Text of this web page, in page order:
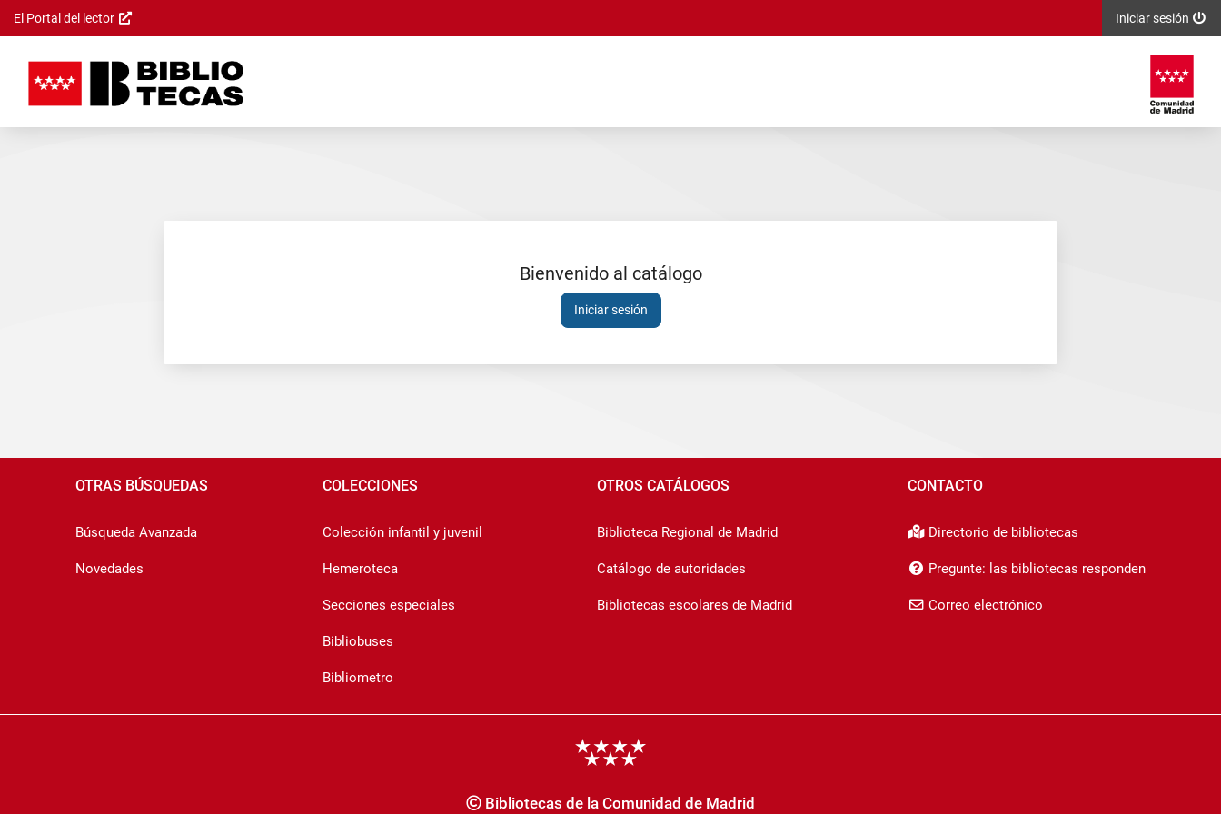
Saltar al
principal
El Portal del lector Iniciar sesión
Sesión
expirada
Bienvenido al catálogo
Iniciar sesión
OTRAS BÚSQUEDAS
Búsqueda Avanzada
Novedades
COLECCIONES
Colección infantil y juvenil
Hemeroteca
Secciones especiales
Bibliobuses
Bibliometro
OTROS CATÁLOGOS
Biblioteca Regional de Madrid
Catálogo de autoridades
Bibliotecas escolares de Madrid
CONTACTO
Directorio de bibliotecas
Pregunte: las bibliotecas responden
Correo electrónico
Bibliotecas de la Comunidad de Madrid